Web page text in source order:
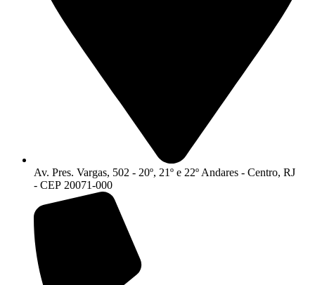
Av. Pres. Vargas, 502 - 20º, 21º e 22º Andares - Centro, RJ
- CEP 20071-000